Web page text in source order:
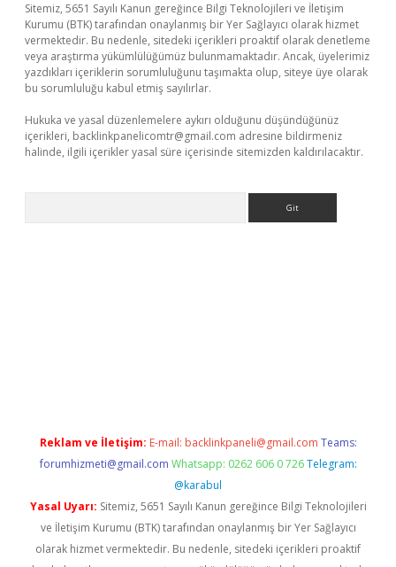
Sitemiz, 5651 Sayılı Kanun gereğince Bilgi Teknolojileri ve İletişim
Kurumu (BTK) tarafından onaylanmış bir Yer Sağlayıcı olarak hizmet
vermektedir. Bu nedenle, sitedeki içerikleri proaktif olarak denetleme
veya araştırma yükümlülüğümüz bulunmamaktadır. Ancak, üyelerimiz
yazdıkları içeriklerin sorumluluğunu taşımakta olup, siteye üye olarak
bu sorumluluğu kabul etmiş sayılırlar.
Hukuka ve yasal düzenlemelere aykırı olduğunu düşündüğünüz
içerikleri, backlinkpanelicomtr@gmail.com adresine bildirmeniz
halinde, ilgili içerikler yasal süre içerisinde sitemizden kaldırılacaktır.
Reklam ve İletişim: E-mail: backlinkpaneli@gmail.com Teams:
forumhizmeti@gmail.com Whatsapp: 0262 606 0 726 Telegram:
@karabul
Yasal Uyarı: Sitemiz, 5651 Sayılı Kanun gereğince Bilgi Teknolojileri
ve İletişim Kurumu (BTK) tarafından onaylanmış bir Yer Sağlayıcı
olarak hizmet vermektedir. Bu nedenle, sitedeki içerikleri proaktif